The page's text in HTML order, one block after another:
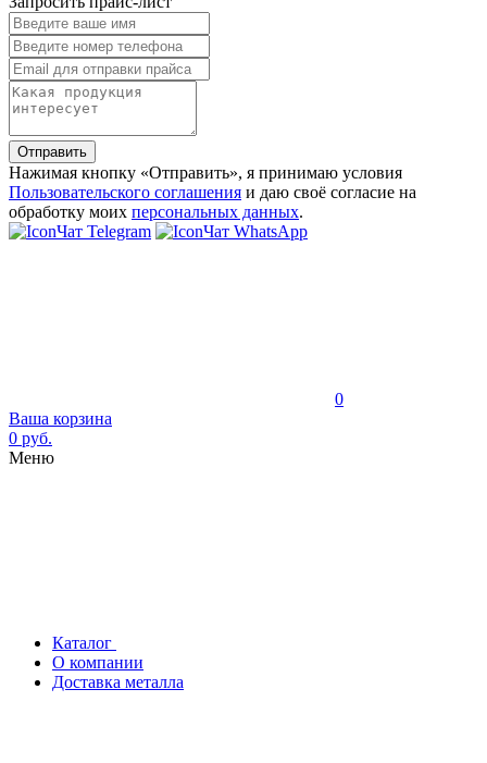
Отправить
Нажимая кнопку «Отправить», я принимаю условия
Пользовательского соглашения и даю своё согласие на
обработку моих персональных данных.
Чат Telegram
Чат WhatsApp
0
Ваша корзина
0 руб.
Меню
Каталог
О компании
Доставка металла